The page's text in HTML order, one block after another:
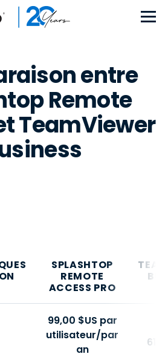
entre
Remote
TeamViewer
SPLASHTOP
REMOTE
ACCESS PRO
99,00 $US par
utilisateur/par
an
610